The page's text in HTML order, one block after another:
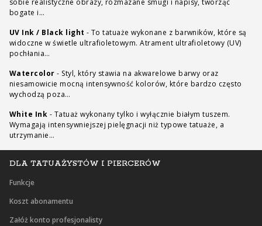
DLA TATUAŻYSTÓW I PIERCERÓW
Funkcje
Koszt abonamentu
Załóż konto profesjonalisty
sobie realistyczne obrazy, rozmazane smugi i napisy, tworząc
bogate i…
UV Ink / Black light - To tatuaże wykonane z barwników, które są
widoczne w świetle ultrafioletowym. Atrament ultrafioletowy (UV)
pochłania…
Watercolor - Styl, który stawia na akwarelowe barwy oraz
niesamowicie mocną intensywność kolorów, które bardzo często
wychodzą poza…
White Ink - Tatuaż wykonany tylko i wyłącznie białym tuszem.
Wymagają intensywniejszej pielęgnacji niż typowe tatuaże, a
utrzymanie…